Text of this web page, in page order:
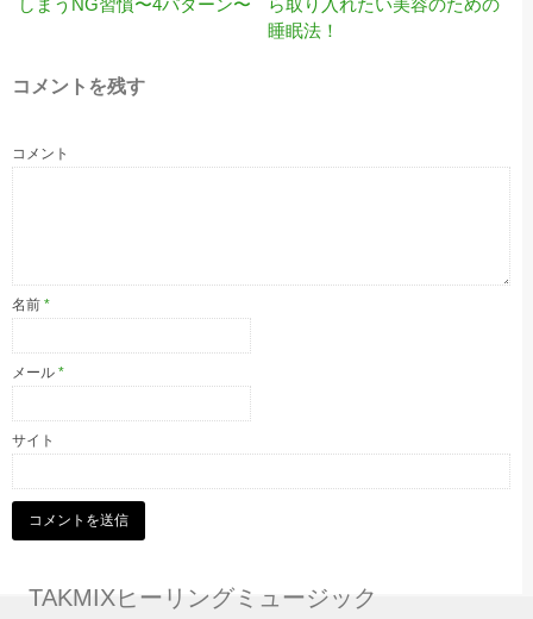
しまうNG習慣〜4パターン〜
ら取り入れたい美容のための
睡眠法！
コメントを残す
コメント
名前 *
メール *
サイト
TAKMIXヒーリングミュージック